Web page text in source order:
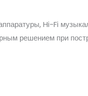
Hi-Fi
решением при